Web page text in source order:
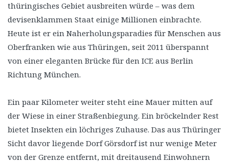
thüringisches Gebiet ausbreiten würde – was dem
devisenklammen Staat einige Millionen einbrachte.
Heute ist er ein Naherholungsparadies für Menschen aus
Oberfranken wie aus Thüringen, seit 2011 überspannt
von einer eleganten Brücke für den ICE aus Berlin
Richtung München.
Ein paar Kilometer weiter steht eine Mauer mitten auf
der Wiese in einer Straßenbiegung. Ein bröckelnder Rest
bietet Insekten ein löchriges Zuhause. Das aus Thüringer
Sicht davor liegende Dorf Görsdorf ist nur wenige Meter
von der Grenze entfernt, mit dreitausend Einwohnern